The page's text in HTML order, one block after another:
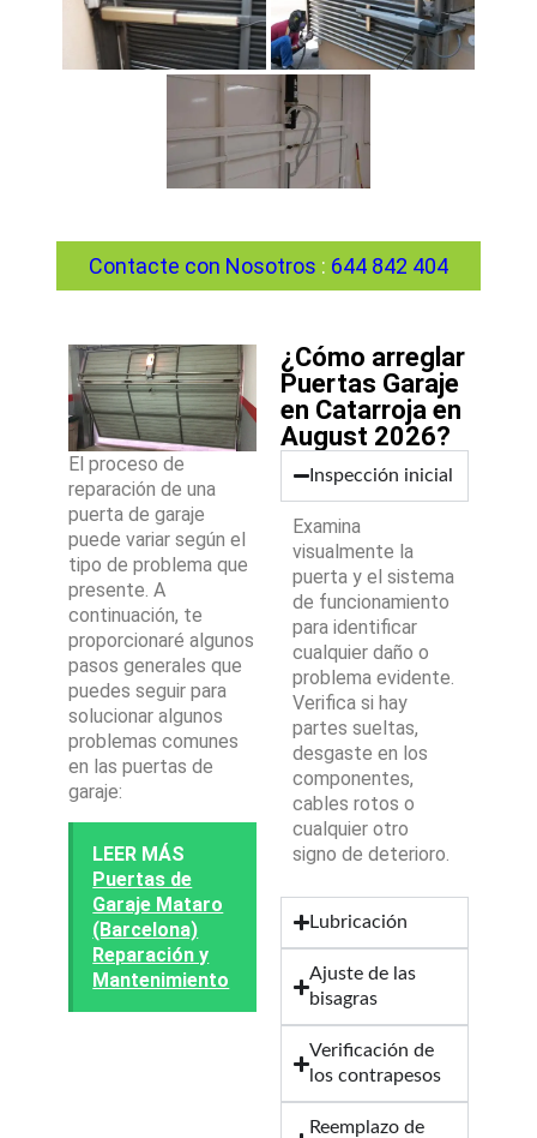
Contacte con Nosotros : 644 842 404
El proceso de
reparación de una
puerta de garaje
puede variar según el
tipo de problema que
presente. A
continuación, te
proporcionaré algunos
pasos generales que
puedes seguir para
solucionar algunos
problemas comunes
en las puertas de
garaje:
LEER MÁS
Puertas de
Garaje Mataro
(Barcelona)
Reparación y
Mantenimiento
¿Cómo arreglar
Puertas Garaje
en Catarroja en
August 2026?
Inspección inicial
Examina
visualmente la
puerta y el sistema
de funcionamiento
para identificar
cualquier daño o
problema evidente.
Verifica si hay
partes sueltas,
desgaste en los
componentes,
cables rotos o
cualquier otro
signo de deterioro.
Lubricación
Ajuste de las
bisagras
Verificación de
los contrapesos
Reemplazo de